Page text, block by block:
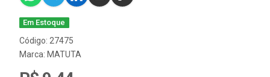
Em Estoque
Código: 27475
Marca: MATUTA